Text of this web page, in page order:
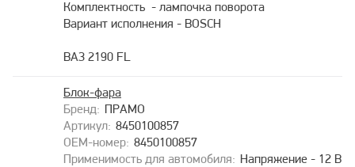
Комплектность - лампочка поворота
Вариант исполнения - BOSCH
ВАЗ 2190 FL
ПРАМО
8450100857
8450100857
Блок-фара
Напряжение - 12 В